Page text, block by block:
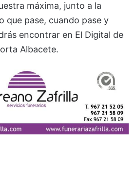
máxima, junto a la
que pase, cuando pase y
encontrar en El Digital de
Albacete.